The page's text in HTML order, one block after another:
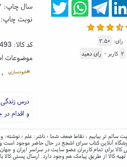
رای: ۳.۵۰
۲ کاربر - رای دهید
سال چاپ: ۱۳۹۲
نوبت چاپ:
کد کالا:
موضوعات
#خودسازی ،
درس زندگی
و اقدام
تر بیابیم ، نقاط ضعف شما ؛ ناشر: علم ؛ نوشته:
آنلاین کتاب سرای اشجع در حال حاضر موجود است
کالا برای تمام کاربران عضو سایت در سراسر
کالا از طریق پیامک هم وجود دارد. ارسال پستی